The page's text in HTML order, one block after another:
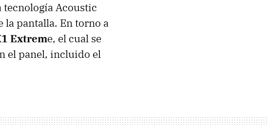
tecnología Acoustic
la pantalla. En torno a
Extreme, el cual se
el panel, incluido el